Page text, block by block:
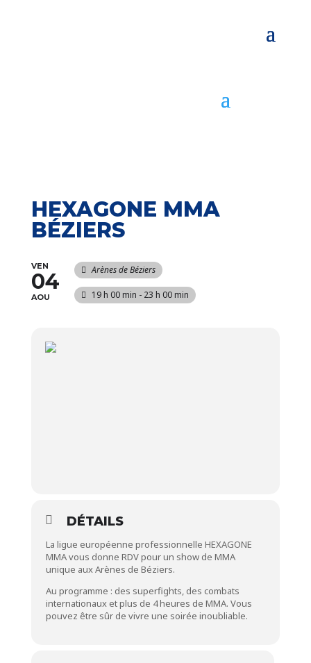
HEXAGONE MMA
BÉZIERS
VEN
04
AOU
Arènes de Béziers
19 h 00 min - 23 h 00 min
DÉTAILS
La ligue européenne professionnelle HEXAGONE
MMA vous donne RDV pour un show de MMA
unique aux Arènes de Béziers.
Au programme : des superfights, des combats
internationaux et plus de 4 heures de MMA. Vous
pouvez être sûr de vivre une soirée inoubliable.